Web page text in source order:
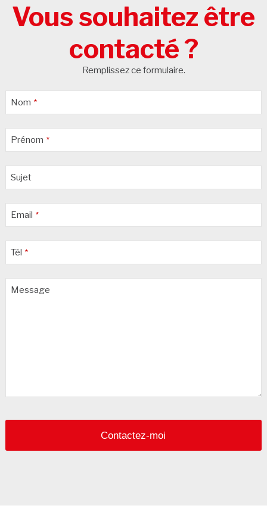
Vous souhaitez être
contacté ?
Remplissez ce formulaire.
Nom *
Prénom *
Sujet
Email *
Tél *
Website *
Message
Contactez-moi